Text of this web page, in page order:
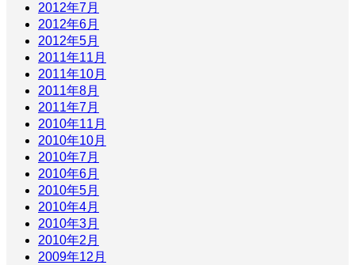
2012年7月
2012年6月
2012年5月
2011年11月
2011年10月
2011年8月
2011年7月
2010年11月
2010年10月
2010年7月
2010年6月
2010年5月
2010年4月
2010年3月
2010年2月
2009年12月